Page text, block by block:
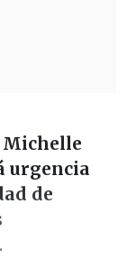
Michelle
urgencia
de